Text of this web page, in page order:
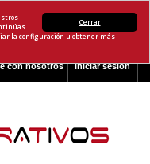
Cerrar
la configuración u obtener más
Iniciar sesión
con nosotros